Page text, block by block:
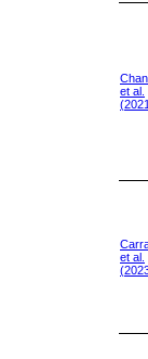
et al.
(2021
et al.